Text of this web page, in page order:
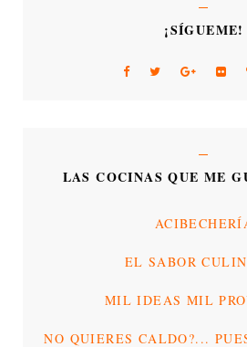
¡SÍGUEME!
LAS COCINAS QUE ME
EL SABOR
MIL IDEAS MIL
NO QUIERES CALDO?...